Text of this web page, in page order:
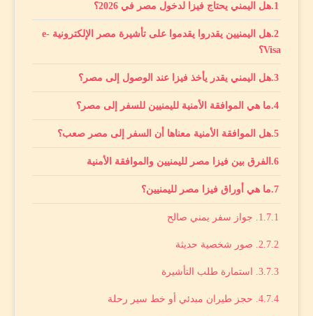
هل اليمني يحتاج فيزا لدخول مصر في 2026؟
هل اليمنيين يقدروا يقدموا على تأشيرة مصر الإلكترونية e-
Visa؟
هل اليمني يقدر يأخذ فيزا عند الوصول إلى مصر؟
ما هي الموافقة الأمنية لليمنيين للسفر إلى مصر؟
هل الموافقة الأمنية معناها أن السفر إلى مصر صعب؟
الفرق بين فيزا مصر لليمنيين والموافقة الأمنية
ما هي أوراق فيزا مصر لليمنيين؟
1. جواز سفر يمني صالح
2. صور شخصية حديثة
3. استمارة طلب التأشيرة
4. حجز طيران مبدئي أو خط سير رحلة